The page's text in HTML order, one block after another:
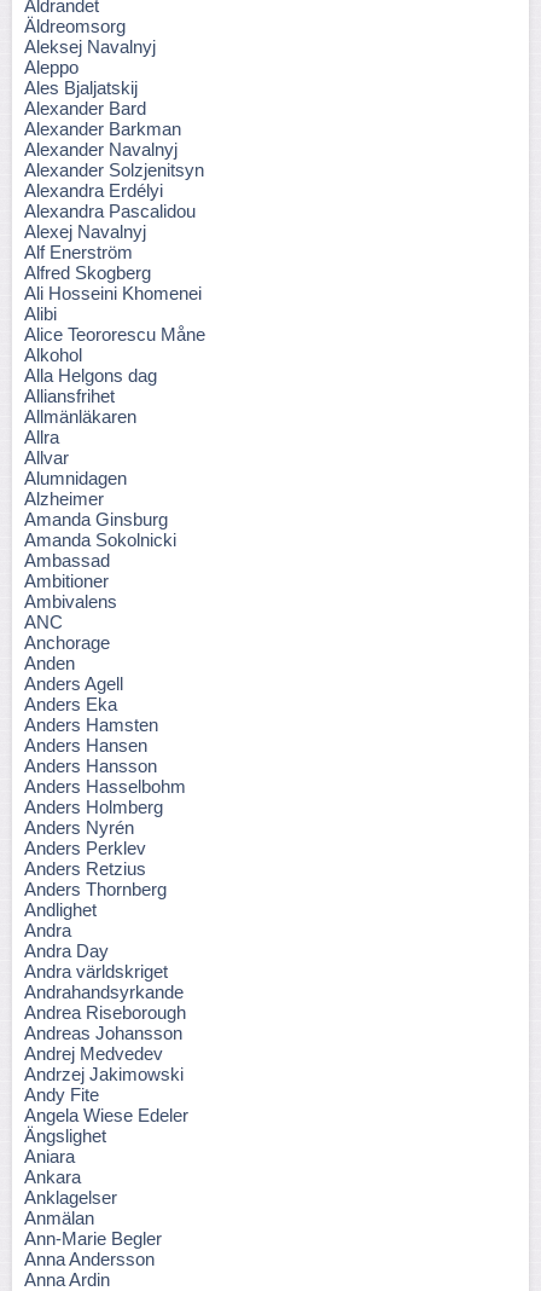
Åldrandet
Äldreomsorg
Aleksej Navalnyj
Aleppo
Ales Bjaljatskij
Alexander Bard
Alexander Barkman
Alexander Navalnyj
Alexander Solzjenitsyn
Alexandra Erdélyi
Alexandra Pascalidou
Alexej Navalnyj
Alf Enerström
Alfred Skogberg
Ali Hosseini Khomenei
Alibi
Alice Teororescu Måne
Alkohol
Alla Helgons dag
Alliansfrihet
Allmänläkaren
Allra
Allvar
Alumnidagen
Alzheimer
Amanda Ginsburg
Amanda Sokolnicki
Ambassad
Ambitioner
Ambivalens
ANC
Anchorage
Anden
Anders Agell
Anders Eka
Anders Hamsten
Anders Hansen
Anders Hansson
Anders Hasselbohm
Anders Holmberg
Anders Nyrén
Anders Perklev
Anders Retzius
Anders Thornberg
Andlighet
Andra
Andra Day
Andra världskriget
Andrahandsyrkande
Andrea Riseborough
Andreas Johansson
Andrej Medvedev
Andrzej Jakimowski
Andy Fite
Angela Wiese Edeler
Ängslighet
Aniara
Ankara
Anklagelser
Anmälan
Ann-Marie Begler
Anna Andersson
Anna Ardin